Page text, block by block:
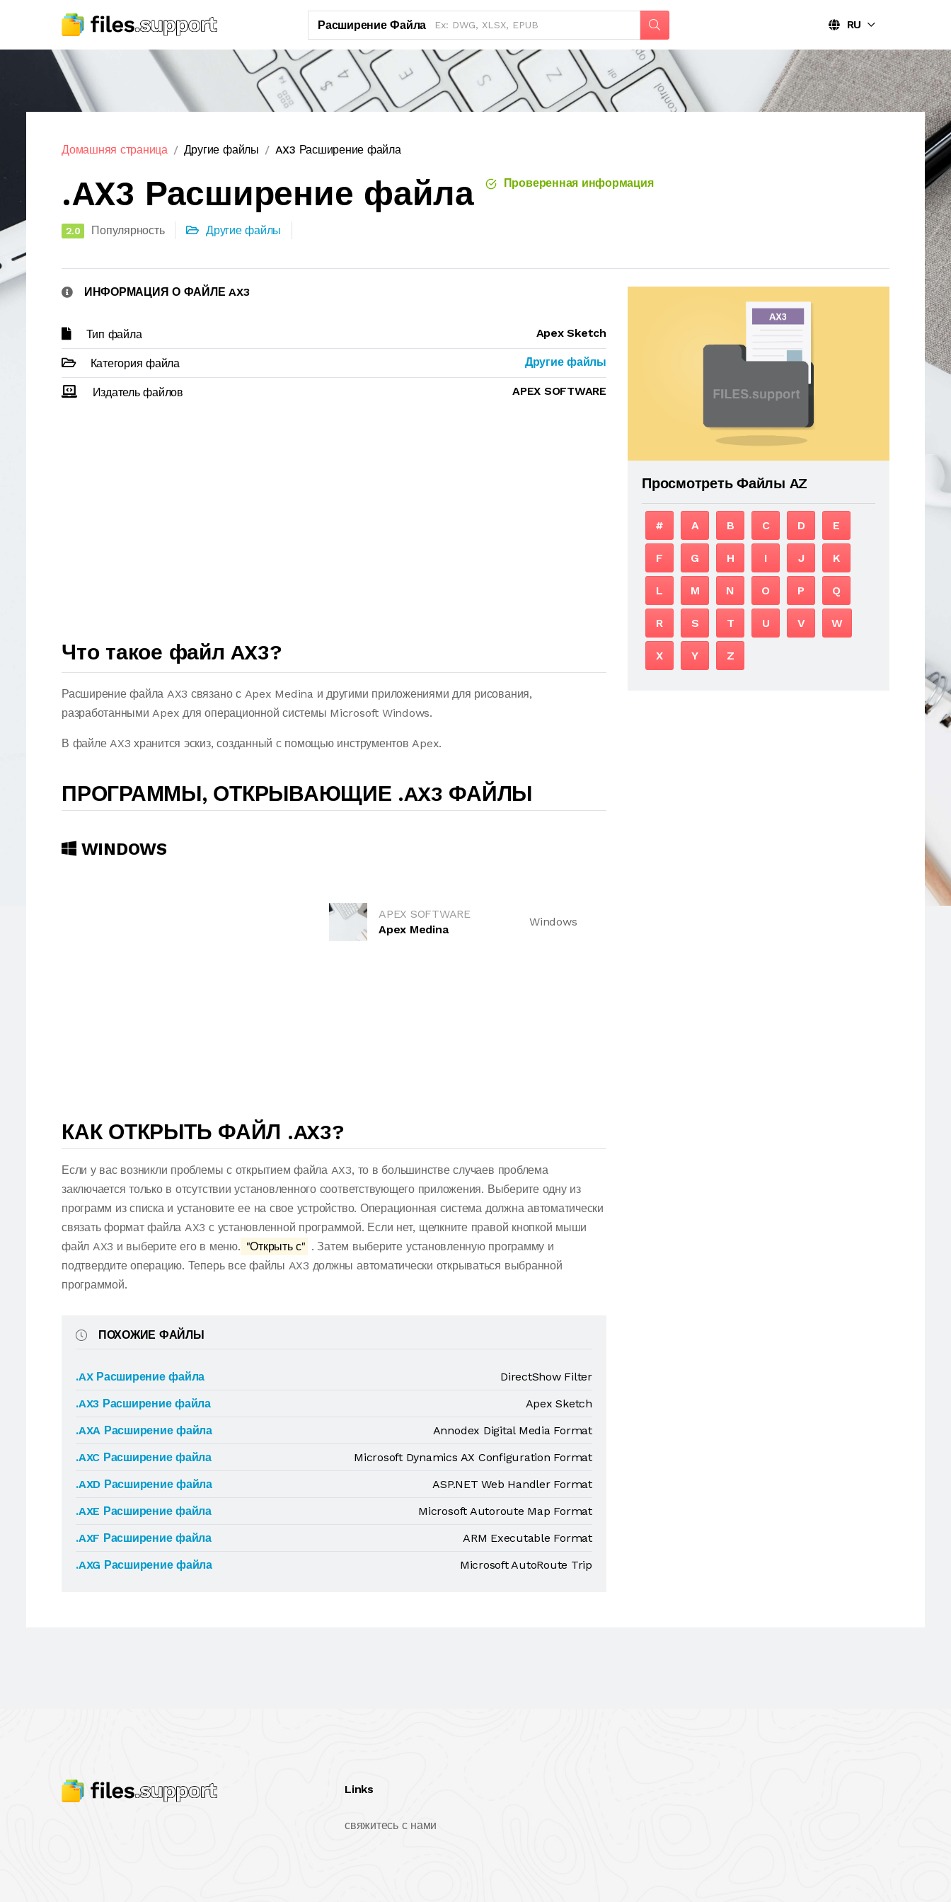
Расширение Файла RU
Домашняя страница Другие файлы AX3 Расширение файла
.AX3 Расширение файла Проверенная информация
2.0 Популярность Другие файлы
ИНФОРМАЦИЯ О ФАЙЛЕ AX3
Тип файла Apex Sketch
Категория файла Другие файлы
Издатель файлов APEX SOFTWARE
Что такое файл AX3?
Расширение файла AX3 связано с Apex Medina и другими приложениями для рисования,
разработанными Apex для операционной системы Microsoft Windows.
В файле AX3 хранится эскиз, созданный с помощью инструментов Apex.
ПРОГРАММЫ, ОТКРЫВАЮЩИЕ .AX3 ФАЙЛЫ
WINDOWS
APEX SOFTWARE
Apex Medina
Windows
КАК ОТКРЫТЬ ФАЙЛ .AX3?
Если у вас возникли проблемы с открытием файла AX3, то в большинстве случаев проблема
заключается только в отсутствии установленного соответствующего приложения. Выберите одну из
программ из списка и установите ее на свое устройство. Операционная система должна автоматически
связать формат файла AX3 с установленной программой. Если нет, щелкните правой кнопкой мыши
файл AX3 и выберите его в меню. "Открыть с" . Затем выберите установленную программу и
подтвердите операцию. Теперь все файлы AX3 должны автоматически открываться выбранной
программой.
ПОХОЖИЕ ФАЙЛЫ
.AX Расширение файла
DirectShow Filter
.AX3 Расширение файла
Apex Sketch
.AXA Расширение файла
Annodex Digital Media Format
.AXC Расширение файла
Microsoft Dynamics AX Configuration Format
.AXD Расширение файла
ASP.NET Web Handler Format
.AXE Расширение файла
Microsoft Autoroute Map Format
.AXF Расширение файла
ARM Executable Format
.AXG Расширение файла
Microsoft AutoRoute Trip
Просмотреть Файлы AZ
# A B C D E
F G H I J K
L M N O P Q
R S T U V W
X Y Z
Links
свяжитесь с нами